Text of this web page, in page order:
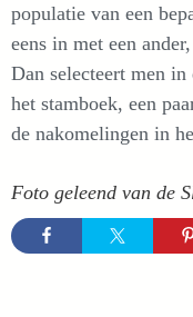
populatie van een
eens in met een
Dan selecteert men in
het stamboek, een
de nakomelingen in
Foto geleend van de